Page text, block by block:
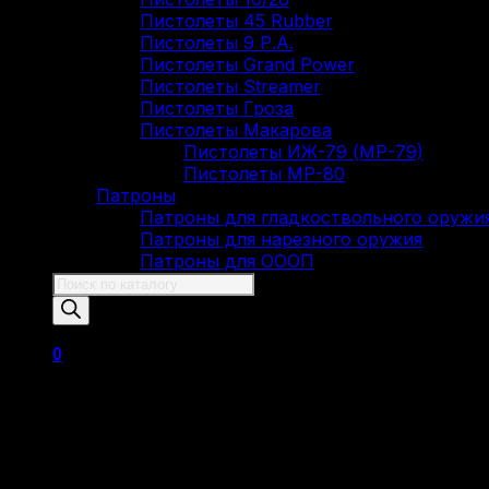
Пистолеты 45 Rubber
Пистолеты 9 Р.А.
Пистолеты Grand Power
Пистолеты Streamer
Пистолеты Гроза
Пистолеты Макарова
Пистолеты ИЖ-79 (МР-79)
Пистолеты МР-80
Патроны
Патроны для гладкоствольного
Патроны для нарезного оружия
Патроны для ОООП
Поиск
товаров
0